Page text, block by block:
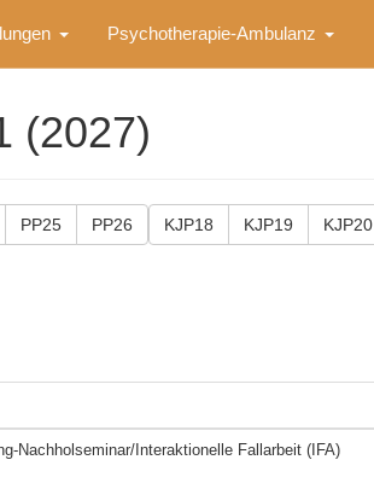
Psychotherapie-Ambulanz
(2027)
PP25 PP26 KJP18 KJP19 KJP20
Nachholseminar/Interaktionelle Fallarbeit (IFA)